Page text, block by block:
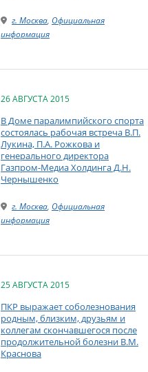
г. Москва, Официальная
информация
26 АВГУСТА 2015
В Доме паралимпийского спорта
состоялась рабочая встреча В.П.
Лукина, П.А. Рожкова и
генерального директора
Газпром-Медиа Холдинга Д.Н.
Чернышенко
г. Москва, Официальная
информация
25 АВГУСТА 2015
ПКР выражает соболезнования
родным, близким, друзьям и
коллегам скончавшегося после
продолжительной болезни В.М.
Краснова